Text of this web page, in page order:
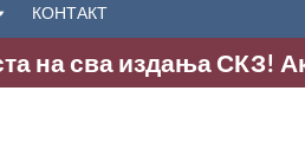
КОНТАКТ
сва издања СКЗ! Акција